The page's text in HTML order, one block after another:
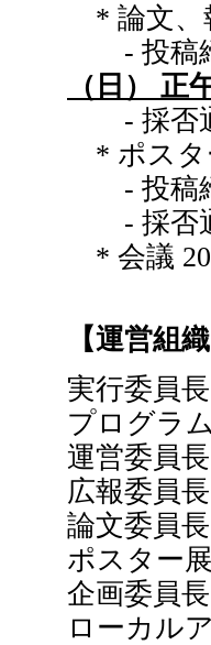
* 論文、
- 投稿締
（日） 正
- 採否通
* ポスタ
- 投稿締
- 採否通
* 会議
【運営組織
実行委員
プログラ
運営委員
広報委員
論文委員
ポスター
企画委員
ローカル